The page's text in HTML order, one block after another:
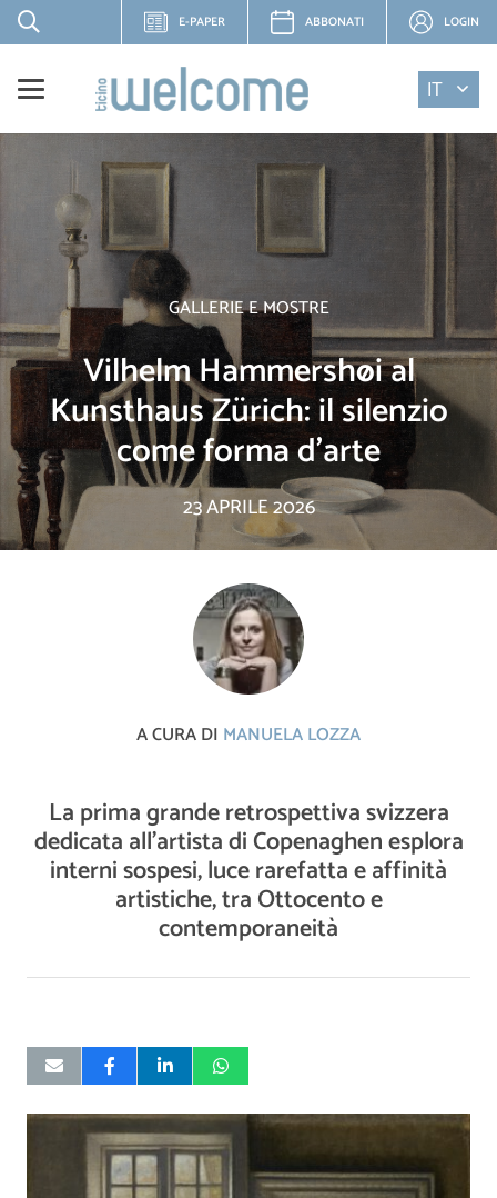
E-PAPER ABBONATI LOGIN
IT
GALLERIE E MOSTRE
Vilhelm Hammershøi al
Kunsthaus Zürich: il silenzio
come forma d’arte
23 APRILE 2026
A CURA DI MANUELA LOZZA
La prima grande retrospettiva svizzera
dedicata all'artista di Copenaghen esplora
interni sospesi, luce rarefatta e affinità
artistiche, tra Ottocento e
contemporaneità